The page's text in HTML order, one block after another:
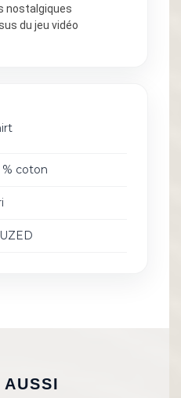
nostalgiques
du jeu vidéo
% coton